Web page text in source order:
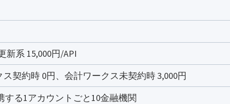
新系 15,000円/API
契約時 0円、会計ワークス未契約時 3,000円
する1アカウントごと10金融機関